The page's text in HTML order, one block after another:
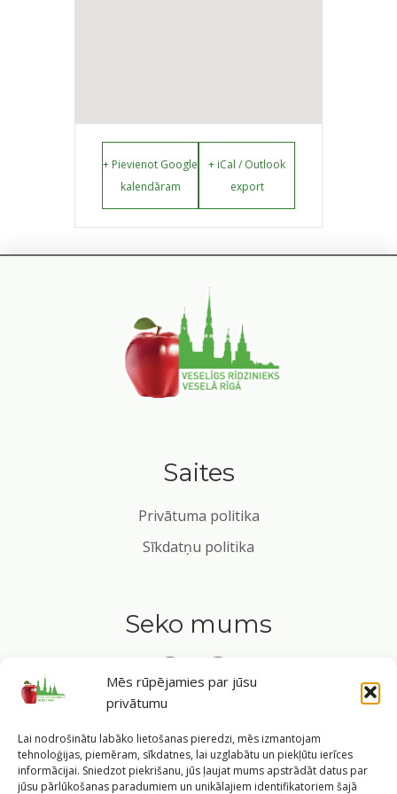
Mēs rūpējamies par jūsu
privātumu
Lai nodrošinātu labāko lietošanas pieredzi, mēs izmantojam
tehnoloģijas, piemēram, sīkdatnes, lai uzglabātu un piekļūtu ierīces
informācijai. Sniedzot piekrišanu, jūs ļaujat mums apstrādāt datus par
jūsu pārlūkošanas paradumiem un unikālajiem identifikatoriem šajā
+ Pievienot Google
kalendāram
+ iCal / Outlook
export
Saites
Privātuma politika
Sīkdatņu politika
Seko mums